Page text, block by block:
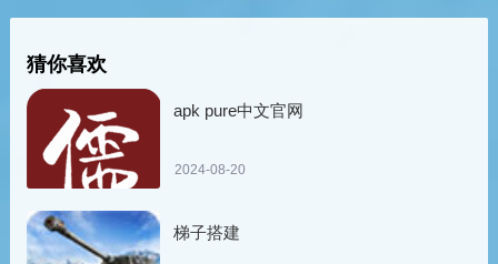
猜你喜欢
apk pure中文官网
2024-08-20
梯子搭建